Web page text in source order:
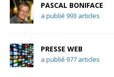
PASCAL BONIFACE
a publié 993 articles
PRESSE WEB
a publié 977 articles